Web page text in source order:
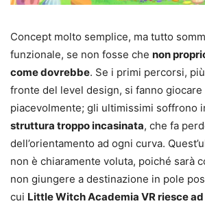
Concept molto semplice, ma tutto
funzionale, se non fosse che non
come dovrebbe. Se i primi percorsi,
fronte del level design, si fanno giocare
piacevolmente; gli ultimissimi soffrono
struttura troppo incasinata, che fa
dell’orientamento ad ogni curva.
non è chiaramente voluta, poiché sarà
non giungere a destinazione in pole
cui Little Witch Academia VR riesce